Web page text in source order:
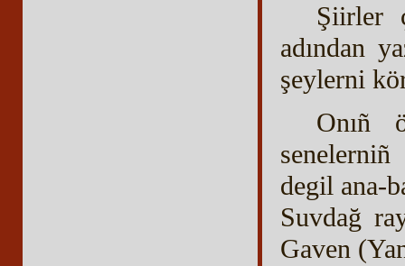
Şiirler
adından
şeylerni
Onıñ
degil ana-
Suvdağ
Gaven